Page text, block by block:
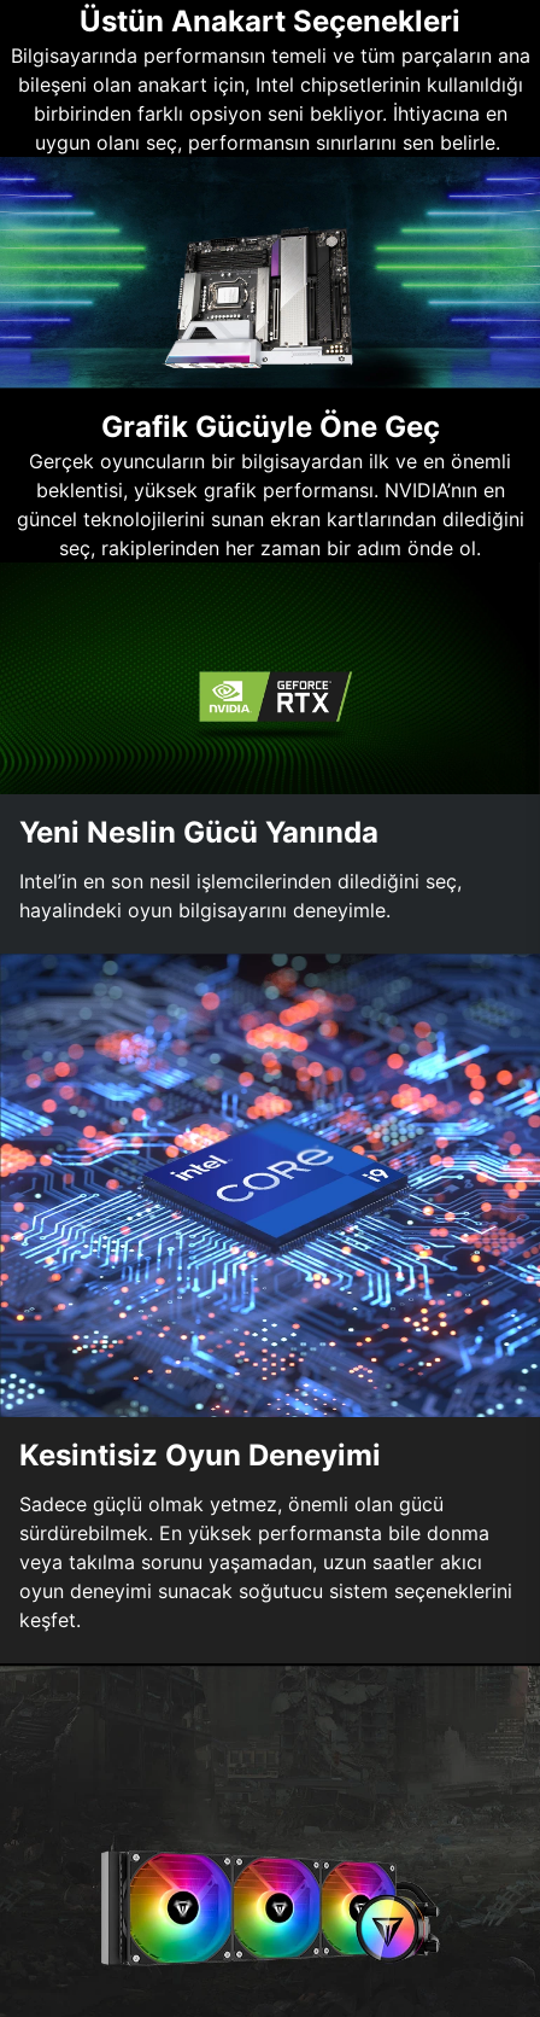
Üstün Anakart Seçenekleri
Bilgisayarında performansın temeli ve tüm parçaların ana
bileşeni olan anakart için, Intel chipsetlerinin kullanıldığı
birbirinden farklı opsiyon seni bekliyor. İhtiyacına en
uygun olanı seç, performansın sınırlarını sen belirle.
Grafik Gücüyle Öne Geç
Gerçek oyuncuların bir bilgisayardan ilk ve en önemli
beklentisi, yüksek grafik performansı. NVIDIA’nın en
güncel teknolojilerini sunan ekran kartlarından dilediğini
seç, rakiplerinden her zaman bir adım önde ol.
Yeni Neslin Gücü Yanında
Intel’in en son nesil işlemcilerinden dilediğini seç,
hayalindeki oyun bilgisayarını deneyimle.
Kesintisiz Oyun Deneyimi
Sadece güçlü olmak yetmez, önemli olan gücü
sürdürebilmek. En yüksek performansta bile donma
veya takılma sorunu yaşamadan, uzun saatler akıcı
oyun deneyimi sunacak soğutucu sistem seçeneklerini
keşfet.